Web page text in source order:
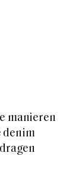
manieren
denim